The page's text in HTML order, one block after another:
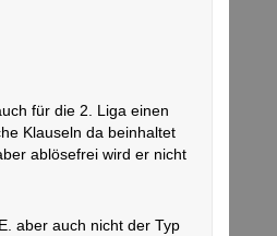
für die 2. Liga einen
Klauseln da beinhaltet
ablösefrei wird er nicht
aber auch nicht der Typ